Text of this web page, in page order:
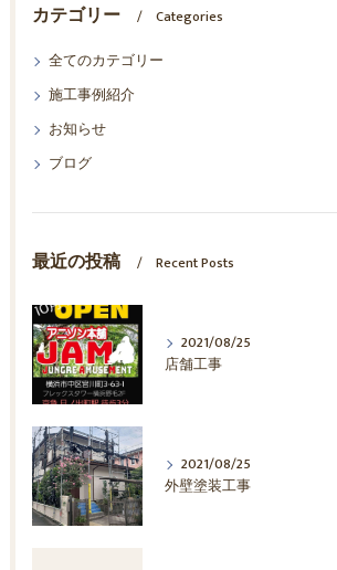
カテゴリー
Categories
全てのカテゴリー
施工事例紹介
お知らせ
ブログ
最近の投稿 Recent Posts
2021/08/25
店舗工事
2021/08/25
外壁塗装工事